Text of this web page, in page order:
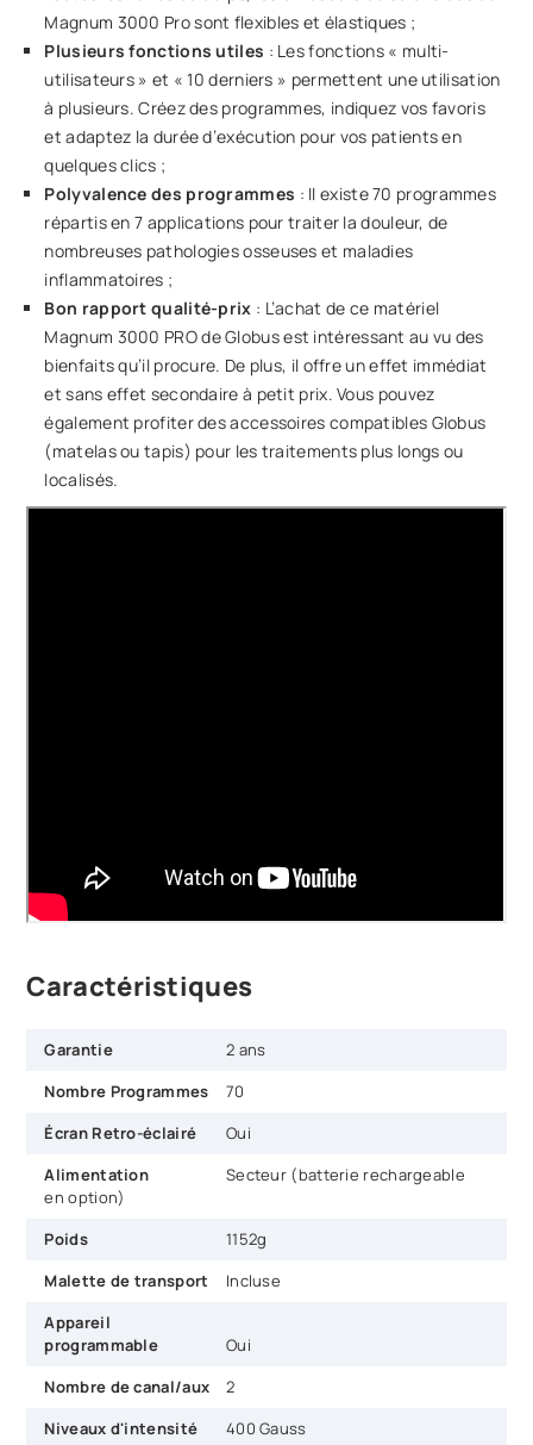
Magnum 3000 Pro sont flexibles et élastiques ;
Plusieurs fonctions utiles : Les fonctions « multi-
utilisateurs » et « 10 derniers » permettent une utilisation
à plusieurs. Créez des programmes, indiquez vos favoris
et adaptez la durée d’exécution pour vos patients en
quelques clics ;
Polyvalence des programmes : Il existe 70 programmes
répartis en 7 applications pour traiter la douleur, de
nombreuses pathologies osseuses et maladies
inflammatoires ;
Bon rapport qualité-prix : L’achat de ce matériel
Magnum 3000 PRO de Globus est intéressant au vu des
bienfaits qu’il procure. De plus, il offre un effet immédiat
et sans effet secondaire à petit prix. Vous pouvez
également profiter des accessoires compatibles Globus
(matelas ou tapis) pour les traitements plus longs ou
localisés.
Caractéristiques
Garantie
2 ans
Nombre Programmes
70
Écran Retro-éclairé
Oui
Alimentation
Secteur (batterie rechargeable
en option)
Poids
1152g
Malette de transport
Incluse
Appareil
programmable
Oui
Nombre de canal/aux
2
Niveaux d'intensité
400 Gauss